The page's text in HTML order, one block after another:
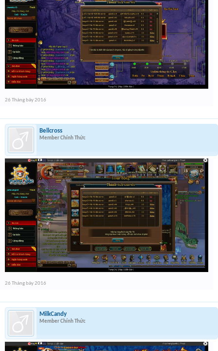
26 Tháng bảy 2016
Bellcross
Member Chính Thức
26 Tháng bảy 2016
MilkCandy
Member Chính Thức